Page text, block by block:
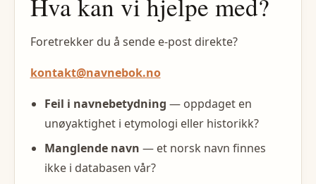
Foretrekker du å sende e-post direkte?
kontakt@navnebok.no
Feil i navnebetydning — oppdaget en
unøyaktighet i etymologi eller historikk?
Manglende navn — et norsk navn finnes
ikke i databasen vår?